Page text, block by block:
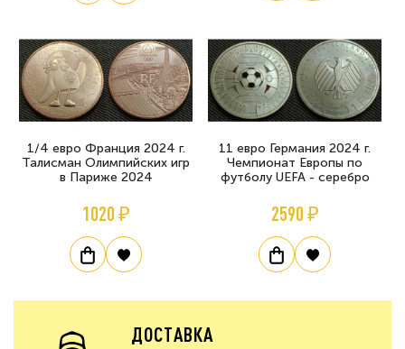
1/4 евро Франция 2024 г.
Талисман Олимпийских игр
в Париже 2024
1020 ₽
11 евро Германия 2024 г.
Чемпионат Европы по
футболу UEFA - серебро
2590 ₽
ДОСТАВКА